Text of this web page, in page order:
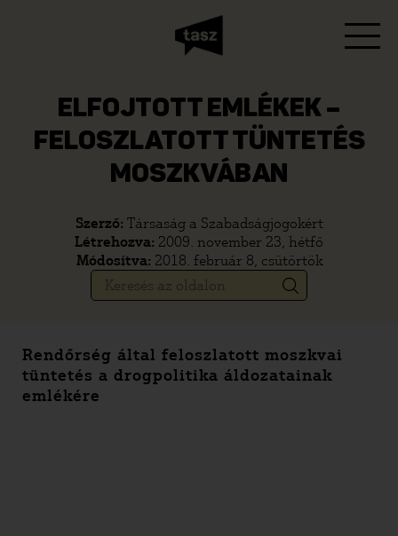
ELFOJTOTT EMLÉKEK –
FELOSZLATOTT TÜNTETÉS
MOSZKVÁBAN
Szerző: Társaság a Szabadságjogokért
Létrehozva: 2009. november 23, hétfő
Módosítva: 2018. február 8, csütörtök
Rendőrség által feloszlatott moszkvai
tüntetés a drogpolitika áldozatainak
emlékére